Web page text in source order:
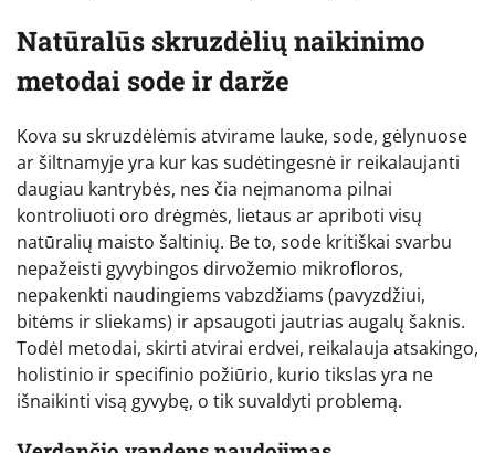
Natūralūs skruzdėlių naikinimo
metodai sode ir darže
Kova su skruzdėlėmis atvirame lauke, sode, gėlynuose
ar šiltnamyje yra kur kas sudėtingesnė ir reikalaujanti
daugiau kantrybės, nes čia neįmanoma pilnai
kontroliuoti oro drėgmės, lietaus ar apriboti visų
natūralių maisto šaltinių. Be to, sode kritiškai svarbu
nepažeisti gyvybingos dirvožemio mikrofloros,
nepakenkti naudingiems vabzdžiams (pavyzdžiui,
bitėms ir sliekams) ir apsaugoti jautrias augalų šaknis.
Todėl metodai, skirti atvirai erdvei, reikalauja atsakingo,
holistinio ir specifinio požiūrio, kurio tikslas yra ne
išnaikinti visą gyvybę, o tik suvaldyti problemą.